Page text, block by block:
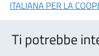
ITALIANA PER LA
Ti potrebbe